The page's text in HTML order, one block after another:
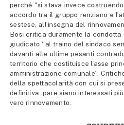
perché “si stava invece
accordo tra il gruppo renziano e
sestese, all’insegna del
Bosi critica duramente la
giudicato “al traino del sindaco
davanti alle ultime pesanti
territorio che costituisce l’asse
amministrazione comunale”.
della spettacolarità con cui si
definitiva, pare siano interessati
vero rinnovamento.